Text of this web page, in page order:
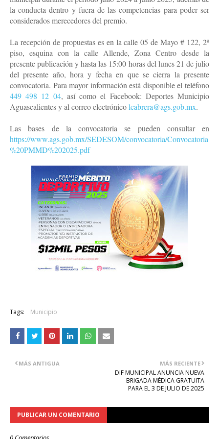
la conducta dentro y fuera de las competencias para poder ser
considerados merecedores del premio.
La recepción de propuestas es en la calle 05 de Mayo # 122, 2º
piso, esquina con la calle Allende, Zona Centro desde la
presente publicación y hasta las 15:00 horas del lunes 21 de julio
del presente año, hora y fecha en que se cierra la presente
convocatoria. Para mayor información está disponible el teléfono
449 498 12 04, así como el Facebook: Deportes Municipio
Aguascalientes y al correo electrónicolcabrera@ags.gob.mx.
Las bases de la convocatoria se pueden consultar en
https://www.ags.gob.mx/SEDESOM/convocatoria/Convocatoria
%20PMMD%202025.pdf
Tags: Municipio
MÁS RECIENTE
DIF MUNICIPAL ANUNCIA NUEVA
BRIGADA MÉDICA GRATUITA
PARA EL 3 DE JULIO DE 2025
MÁS ANTIGUA
PUBLICAR UN COMENTARIO